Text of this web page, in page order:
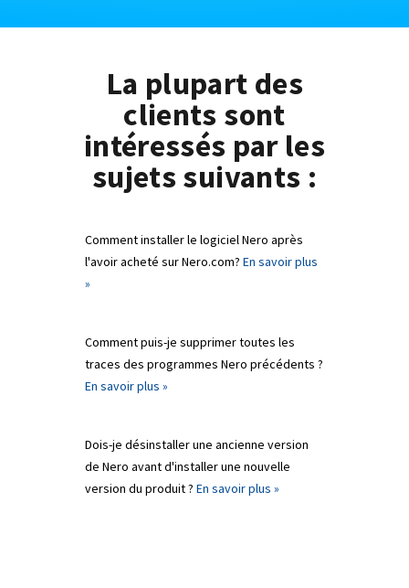
La plupart des
clients sont
intéressés par les
sujets suivants :
Comment installer le logiciel Nero après
l'avoir acheté sur Nero.com? En savoir plus
»
Comment puis-je supprimer toutes les
traces des programmes Nero précédents ?
En savoir plus »
Dois-je désinstaller une ancienne version
de Nero avant d'installer une nouvelle
version du produit ? En savoir plus »